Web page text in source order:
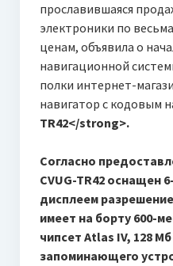
прославившаяся
электроники по
ценам, объявила о
навигационной
полки интернет-
навигатор с кодовым
TR42</strong>.
Согласно
CVUG-TR42
дисплеем
имеет на борту 600-
чипсет Atlas IV, 128
запоминающего